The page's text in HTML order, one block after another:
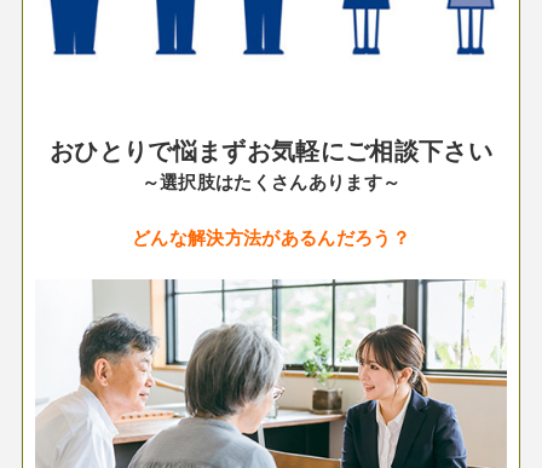
おひとりで悩まずお気軽にご相談下さい
～選択肢はたくさんあります～
どんな解決方法があるんだろう？